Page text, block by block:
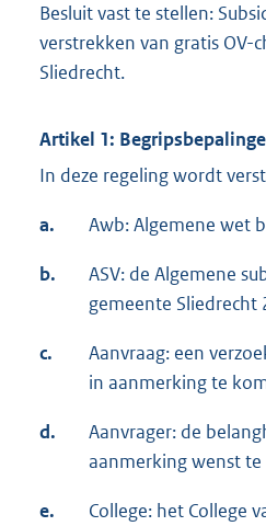
Besluit vast te stellen:
verstrekken van gratis OV-
Sliedrecht.
Artikel 1:
In deze regeling wordt
a. Awb: Algemene wet
b.
ASV: de Algemene
gemeente Sliedrecht
c.
Aanvraag: een
in aanmerking te
d.
Aanvrager: de
aanmerking wenst
e.
College: het College